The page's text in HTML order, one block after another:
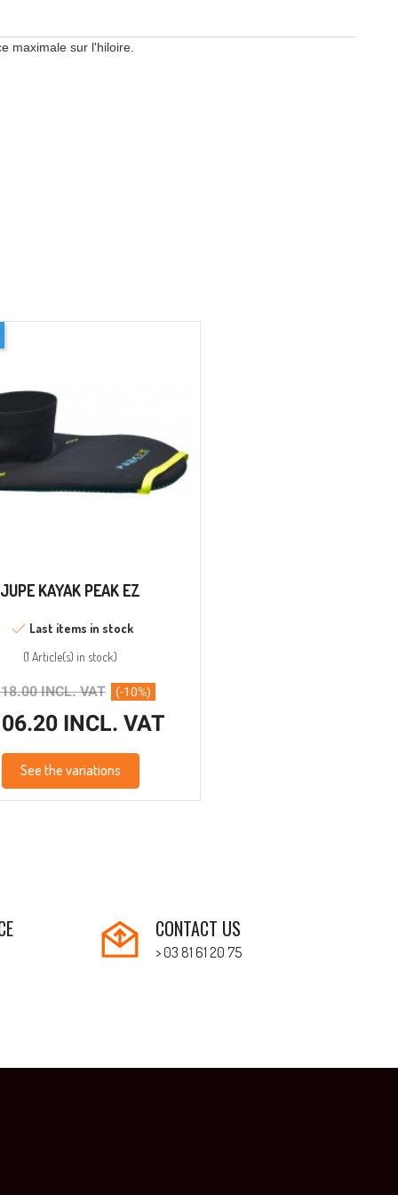
JUPE KAYAK PEAK EZ
Last items in stock
(1 Article(s) in stock)
INCL. VAT (-10%)
INCL. VAT
See the variations
maximale sur l'hiloire.
CONTACT US
> 03 81 61 20 75